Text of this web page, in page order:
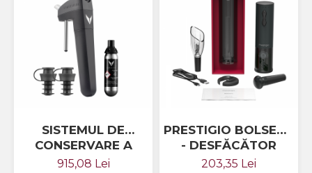
PRIMUL
Domeniile PANCIU
The ICONIC Estate
Crama Petro VASELO
Vinuri Din GRECIA
Crama BUDUREASCA
SISTEMUL DE
CONSERVARE A
VINULUI CORAVIN®
915,08 Lei
PRESTIGIO BOLSENA
- DESFĂCĂTOR
AUTOMAT DE
203,35 Lei